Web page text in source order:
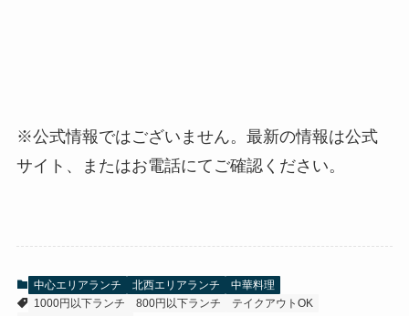
※公式情報ではございません。最新の情報は公式
サイト、またはお電話にてご確認ください。
中心エリアランチ 北西エリアランチ
中華料理
1000円以下ランチ
800円以下ランチ
テイクアウトOK